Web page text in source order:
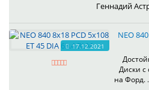
Геннадий
17.12.2021
NEO
Диски
на Форд.